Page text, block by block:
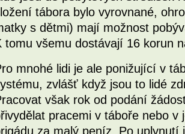
tábora bylo vyrovnané,
s dětmi) mají možnost
tomu všemu dostávají 16 korun
mnohé lidi je ale ponižující v
zvlášť když jsou to lidé
však rok od podání
pracemi v táboře nebo
za malý peníz. Po